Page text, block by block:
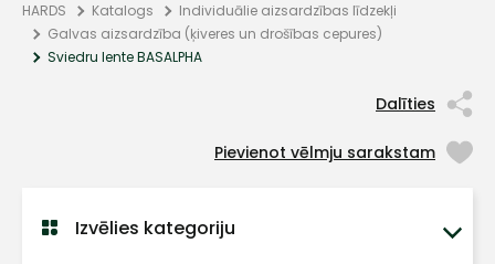
HARDS Katalogs
Individuālie aizsardzības līdzekļi
Galvas aizsardzība (ķiveres un drošības cepures)
Sviedru lente BASALPHA
Dalīties
Pievienot vēlmju sarakstam
Izvēlies kategoriju